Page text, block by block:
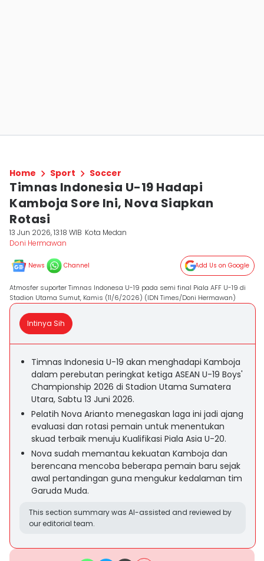
Home Sport Soccer
Timnas Indonesia U-19 Hadapi
Kamboja Sore Ini, Nova Siapkan
Rotasi
13 Jun 2026, 13:18 WIB Kota Medan
Doni Hermawan
News Channel Add Us on Google
Atmosfer suporter Timnas Indonesa U-19 pada semi final Piala AFF U-19 di
Stadion Utama Sumut, Kamis (11/6/2026) (IDN Times/Doni Hermawan)
Intinya Sih
Timnas Indonesia U-19 akan menghadapi Kamboja
dalam perebutan peringkat ketiga ASEAN U-19 Boys'
Championship 2026 di Stadion Utama Sumatera
Utara, Sabtu 13 Juni 2026.
Pelatih Nova Arianto menegaskan laga ini jadi ajang
evaluasi dan rotasi pemain untuk menentukan
skuad terbaik menuju Kualifikasi Piala Asia U-20.
Nova sudah memantau kekuatan Kamboja dan
berencana mencoba beberapa pemain baru sejak
awal pertandingan guna mengukur kedalaman tim
Garuda Muda.
This section summary was AI-assisted and reviewed by
our editorial team.